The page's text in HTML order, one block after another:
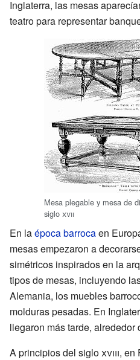
Inglaterra, las mesas
teatro para representar
Mesa plegable y mesa de
siglo xvii
En laépoca barrocaen
mesas empezaron a
simétricos inspirados en la
tipos de mesas, incluyendo
Alemania, los muebles
molduras pesadas. En
llegaron más tarde, alrededor
A principios del sigloxviii, en